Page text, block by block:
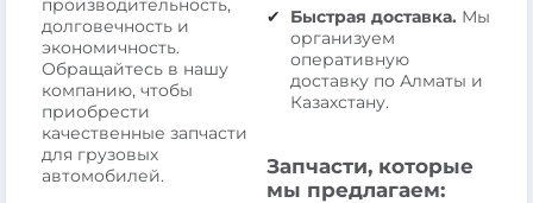
производительность,
долговечность и
экономичность.
Обращайтесь в нашу
компанию, чтобы
приобрести
качественные запчасти
для грузовых
автомобилей.
Быстрая доставка. Мы
организуем
оперативную
доставку по Алматы и
Казахстану.
Запчасти, которые
мы предлагаем: